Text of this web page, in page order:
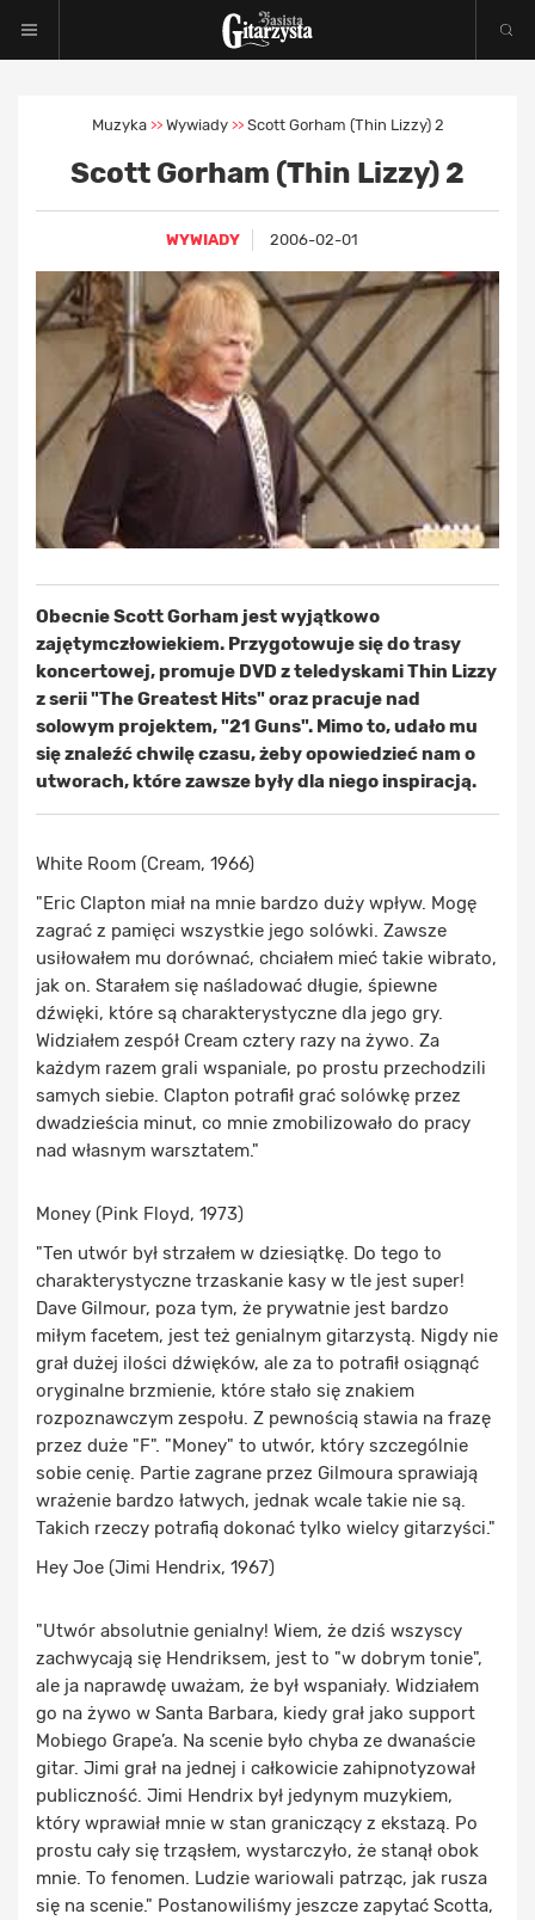
Muzyka >> Wywiady >> Scott Gorham (Thin Lizzy) 2
Scott Gorham (Thin Lizzy) 2
WYWIADY 2006-02-01
Obecnie Scott Gorham jest wyjątkowo
zajętymczłowiekiem. Przygotowuje się do trasy
koncertowej, promuje DVD z teledyskami Thin Lizzy
z serii "The Greatest Hits" oraz pracuje nad
solowym projektem, "21 Guns". Mimo to, udało mu
się znaleźć chwilę czasu, żeby opowiedzieć nam o
utworach, które zawsze były dla niego inspiracją.
White Room (Cream, 1966)
"Eric Clapton miał na mnie bardzo duży wpływ. Mogę
zagrać z pamięci wszystkie jego solówki. Zawsze
usiłowałem mu dorównać, chciałem mieć takie wibrato,
jak on. Starałem się naśladować długie, śpiewne
dźwięki, które są charakterystyczne dla jego gry.
Widziałem zespół Cream cztery razy na żywo. Za
każdym razem grali wspaniale, po prostu przechodzili
samych siebie. Clapton potrafił grać solówkę przez
dwadzieścia minut, co mnie zmobilizowało do pracy
nad własnym warsztatem."
Money (Pink Floyd, 1973)
"Ten utwór był strzałem w dziesiątkę. Do tego to
charakterystyczne trzaskanie kasy w tle jest super!
Dave Gilmour, poza tym, że prywatnie jest bardzo
miłym facetem, jest też genialnym gitarzystą. Nigdy nie
grał dużej ilości dźwięków, ale za to potrafił osiągnąć
oryginalne brzmienie, które stało się znakiem
rozpoznawczym zespołu. Z pewnością stawia na frazę
przez duże "F". "Money" to utwór, który szczególnie
sobie cenię. Partie zagrane przez Gilmoura sprawiają
wrażenie bardzo łatwych, jednak wcale takie nie są.
Takich rzeczy potrafią dokonać tylko wielcy gitarzyści."
Hey Joe (Jimi Hendrix, 1967)
"Utwór absolutnie genialny! Wiem, że dziś wszyscy
zachwycają się Hendriksem, jest to "w dobrym tonie",
ale ja naprawdę uważam, że był wspaniały. Widziałem
go na żywo w Santa Barbara, kiedy grał jako support
Mobiego Grape’a. Na scenie było chyba ze dwanaście
gitar. Jimi grał na jednej i całkowicie zahipnotyzował
publiczność. Jimi Hendrix był jedynym muzykiem,
który wprawiał mnie w stan graniczący z ekstazą. Po
prostu cały się trząsłem, wystarczyło, że stanął obok
mnie. To fenomen. Ludzie wariowali patrząc, jak rusza
się na scenie." Postanowiliśmy jeszcze zapytać Scotta,